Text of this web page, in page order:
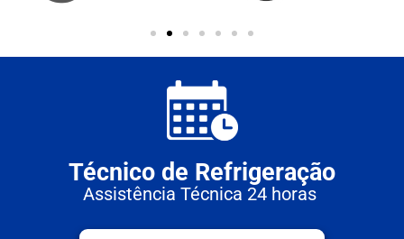
Técnico de Refrigeração
Assistência Técnica 24 horas